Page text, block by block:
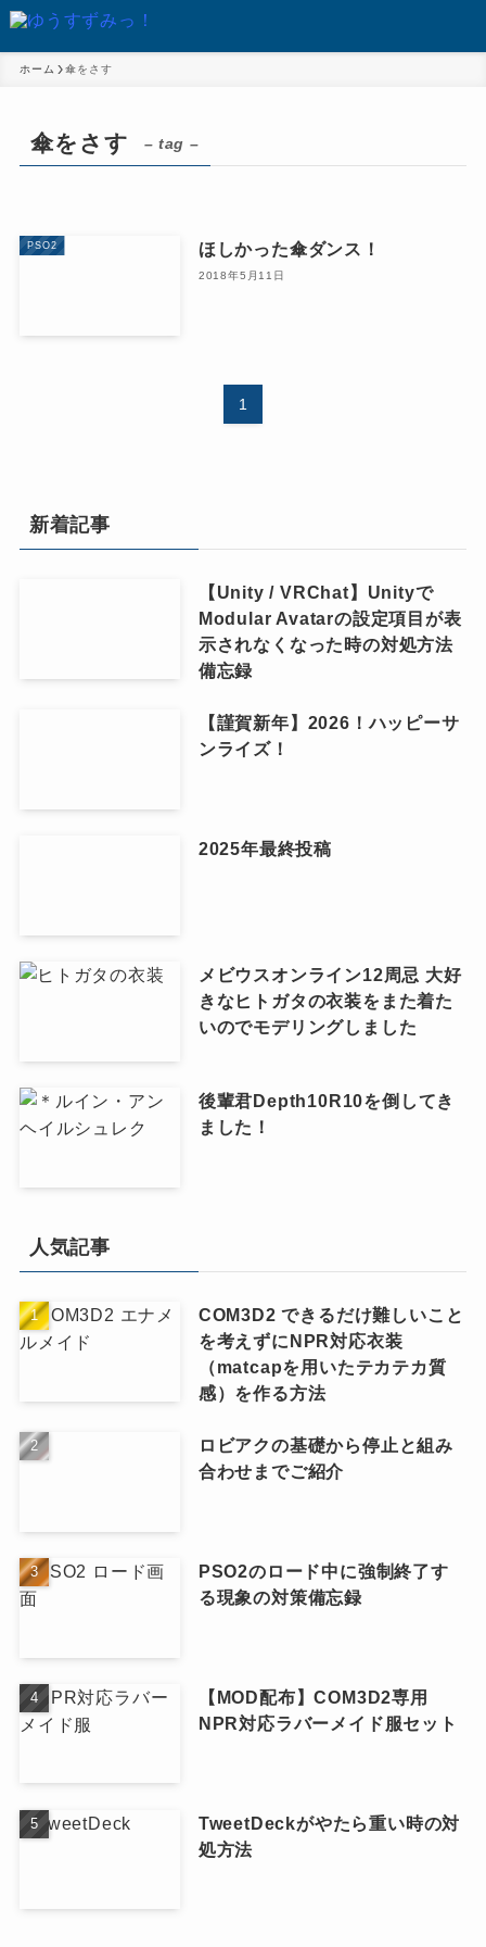
ホーム 傘をさす
傘をさす – tag –
PSO2 ほしかった傘ダンス！
2018年5月11日
1
新着記事
【Unity / VRChat】Unityで
Modular Avatarの設定項目が表
示されなくなった時の対処方法
備忘録
【謹賀新年】2026！ハッピーサ
ンライズ！
2025年最終投稿
メビウスオンライン12周忌 大好
きなヒトガタの衣装をまた着た
いのでモデリングしました
後輩君Depth10R10を倒してき
ました！
人気記事
COM3D2 できるだけ難しいこと
を考えずにNPR対応衣装
（matcapを用いたテカテカ質
感）を作る方法
ロビアクの基礎から停止と組み
合わせまでご紹介
PSO2のロード中に強制終了す
る現象の対策備忘録
【MOD配布】COM3D2専用
NPR対応ラバーメイド服セット
TweetDeckがやたら重い時の対
処方法